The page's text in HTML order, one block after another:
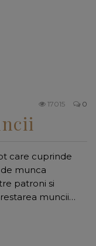
0
17015
care cuprinde
munca
patroni si
muncii…